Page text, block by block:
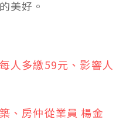
美好。
人多繳59元、影響人
、房仲從業員 楊金